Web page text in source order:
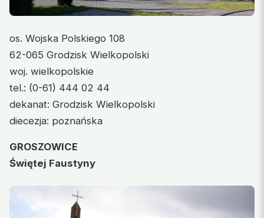
os. Wojska Polskiego 108
62-065 Grodzisk Wielkopolski
woj. wielkopolskie
tel.: (0-61) 444 02 44
dekanat: Grodzisk Wielkopolski
diecezja: poznańska
GROSZOWICE
Świętej Faustyny